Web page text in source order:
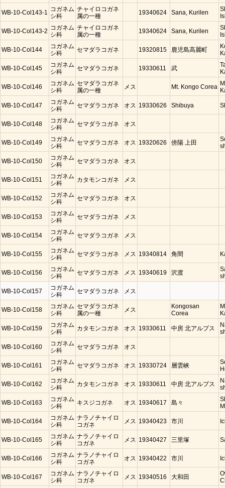
WB-10-Col143-1 コガネム
シ科
チャイロコガネ
属の一種
19340624 Sana, Kurilen
WB-10-Col143-2 コガネム
シ科
チャイロコガネ
属の一種
19340624 Sana, Kurilen
WB-10-Col144
コガネム
シ科
セマダラコガネ 19320815 鹿児島高麗町
WB-10-Col145
コガネム
シ科
セマダラコガネ 19330611 武
WB-10-Col146
コガネム
シ科
セマダラコガネ
属の一種
メス Mt. Kongo Corea
WB-10-Col147
コガネム
シ科
セマダラコガネ オス 19330626 Shibuya
WB-10-Col148
コガネム
シ科
セマダラコガネ オス
WB-10-Col149
コガネム
シ科
セマダラコガネ オス 19320626 傍陽 上田
WB-10-Col150
コガネム
シ科
セマダラコガネ オス
WB-10-Col151
コガネム
シ科
カタモンコガネ メス
WB-10-Col152
コガネム
シ科
セマダラコガネ オス
WB-10-Col153
コガネム
シ科
セマダラコガネ メス
WB-10-Col154
コガネム
シ科
セマダラコガネ メス
WB-10-Col155
コガネム
シ科
セマダラコガネ メス 19340814 角間
WB-10-Col156
コガネム
シ科
セマダラコガネ メス 19340619 沢渡
WB-10-Col157
コガネム
シ科
セマダラコガネ メス
WB-10-Col158
コガネム
シ科
セマダラコガネ
属の一種
メス
Kongosan
Corea
WB-10-Col159
コガネム
シ科
カタモンコガネ オス 19330611 中房 北アルプス
WB-10-Col160
コガネム
シ科
セマダラコガネ オス
WB-10-Col161
コガネム
シ科
セマダラコガネ オス 19330724 層雲峡
WB-10-Col162
コガネム
シ科
カタモンコガネ オス 19330611 中房 北アルプス
WB-10-Col163
コガネム
シ科
キスジコガネ オス 19340617 島々
WB-10-Col164
コガネム
シ科
ナラノチャイロ
コガネ
メス 19340423 市川
WB-10-Col165
コガネム
シ科
ナラノチャイロ
コガネ
メス 19340427 三里塚
WB-10-Col166
コガネム
シ科
ナラノチャイロ
コガネ
オス 19340422 市川
WB-10-Col167
コガネム
シ科
ナラノチャイロ
コガネ
メス 19340516 大和田